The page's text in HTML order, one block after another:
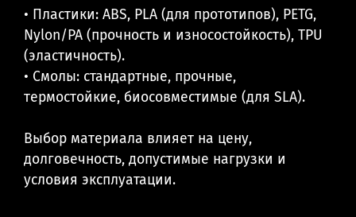
• Пластики: ABS, PLA (для прототипов), PETG,
Nylon/PA (прочность и износостойкость), TPU
(эластичность).
• Смолы: стандартные, прочные,
термостойкие, биосовместимые (для SLA).
Выбор материала влияет на цену,
долговечность, допустимые нагрузки и
условия эксплуатации.